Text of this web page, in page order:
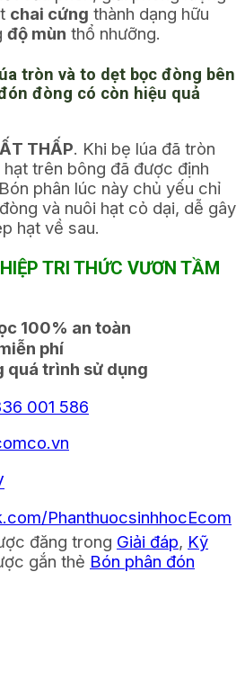
chai cứng thành dạng hữu
độ mùn thổ nhưỡng.
tròn và to dẹt bọc đòng bên
đòng có còn hiệu quả
THẤP. Khi bẹ lúa đã tròn
trên bông đã được định
phân lúc này chủ yếu chỉ
và nuôi hạt cỏ dại, dễ gây
hạt về sau.
TRI THỨC VƯƠN TẦM
100% an toàn
phí
quá trình sử dụng
001 586
PhanthuocsinhhocEcom
đăng trong Giải đáp, Kỹ
gắn thẻ Bón phân đón